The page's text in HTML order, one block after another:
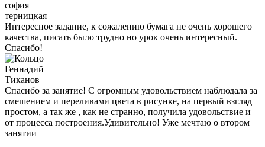
софия
терницкая
Интересное задание, к сожалению бумага не очень хорошего
качества, писать было трудно но урок очень интересный.
Спасибо!
Геннадий
Тиканов
Спасибо за занятие! С огромным удовольствием наблюдала за
смешением и переливами цвета в рисунке, на первый взгляд
простом, а так же , как не странно, получила удовольствие и
от процесса построения.Удивительно! Уже мечтаю о втором
занятии